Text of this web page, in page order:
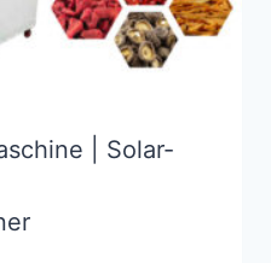
| Solar-